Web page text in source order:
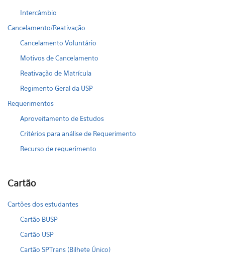
Intercâmbio
Cancelamento/Reativação
Cancelamento Voluntário
Motivos de Cancelamento
Reativação de Matrícula
Regimento Geral da USP
Requerimentos
Aproveitamento de Estudos
Critérios para análise de Requerimento
Recurso de requerimento
Cartão
Cartões dos estudantes
Cartão BUSP
Cartão USP
Cartão SPTrans (Bilhete Único)